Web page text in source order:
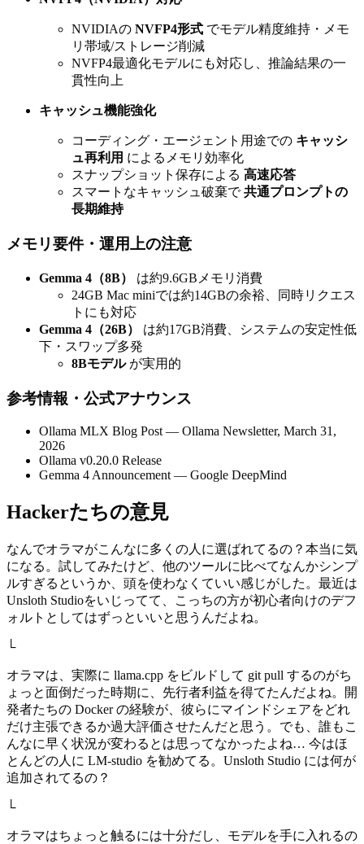
NVIDIAの NVFP4形式 でモデル精度維持・メモ
リ帯域/ストレージ削減
NVFP4最適化モデルにも対応し、推論結果の一
貫性向上
キャッシュ機能強化
コーディング・エージェント用途での キャッシ
ュ再利用 によるメモリ効率化
スナップショット保存による 高速応答
スマートなキャッシュ破棄で共通プロンプトの
長期維持
メモリ要件・運用上の注意
Gemma 4（8B）
は約9.6GBメモリ消費
24GB Mac miniでは約14GBの余裕、同時リクエス
トにも対応
Gemma 4（26B）
は約17GB消費、システムの安定性低
下・スワップ多発
8Bモデルが実用的
参考情報・公式アナウンス
Ollama MLX Blog Post — Ollama Newsletter, March 31,
2026
Ollama v0.20.0 Release
Gemma 4 Announcement — Google DeepMind
Hackerたちの意見
なんでオラマがこんなに多くの人に選ばれてるの？本当に気
になる。試してみたけど、他のツールに比べてなんかシンプ
ルすぎるというか、頭を使わなくていい感じがした。最近は
Unsloth Studioをいじってて、こっちの方が初心者向けのデフ
ォルトとしてはずっといいと思うんだよね。
└
オラマは、実際に llama.cpp をビルドして git pull するのがち
ょっと面倒だった時期に、先行者利益を得てたんだよね。開
発者たちの Docker の経験が、彼らにマインドシェアをどれ
だけ主張できるか過大評価させたんだと思う。でも、誰もこ
んなに早く状況が変わるとは思ってなかったよね… 今はほ
とんどの人に LM-studio を勧めてる。Unsloth Studio には何が
追加されてるの？
└
オラマはちょっと触るには十分だし、モデルを手に入れるの